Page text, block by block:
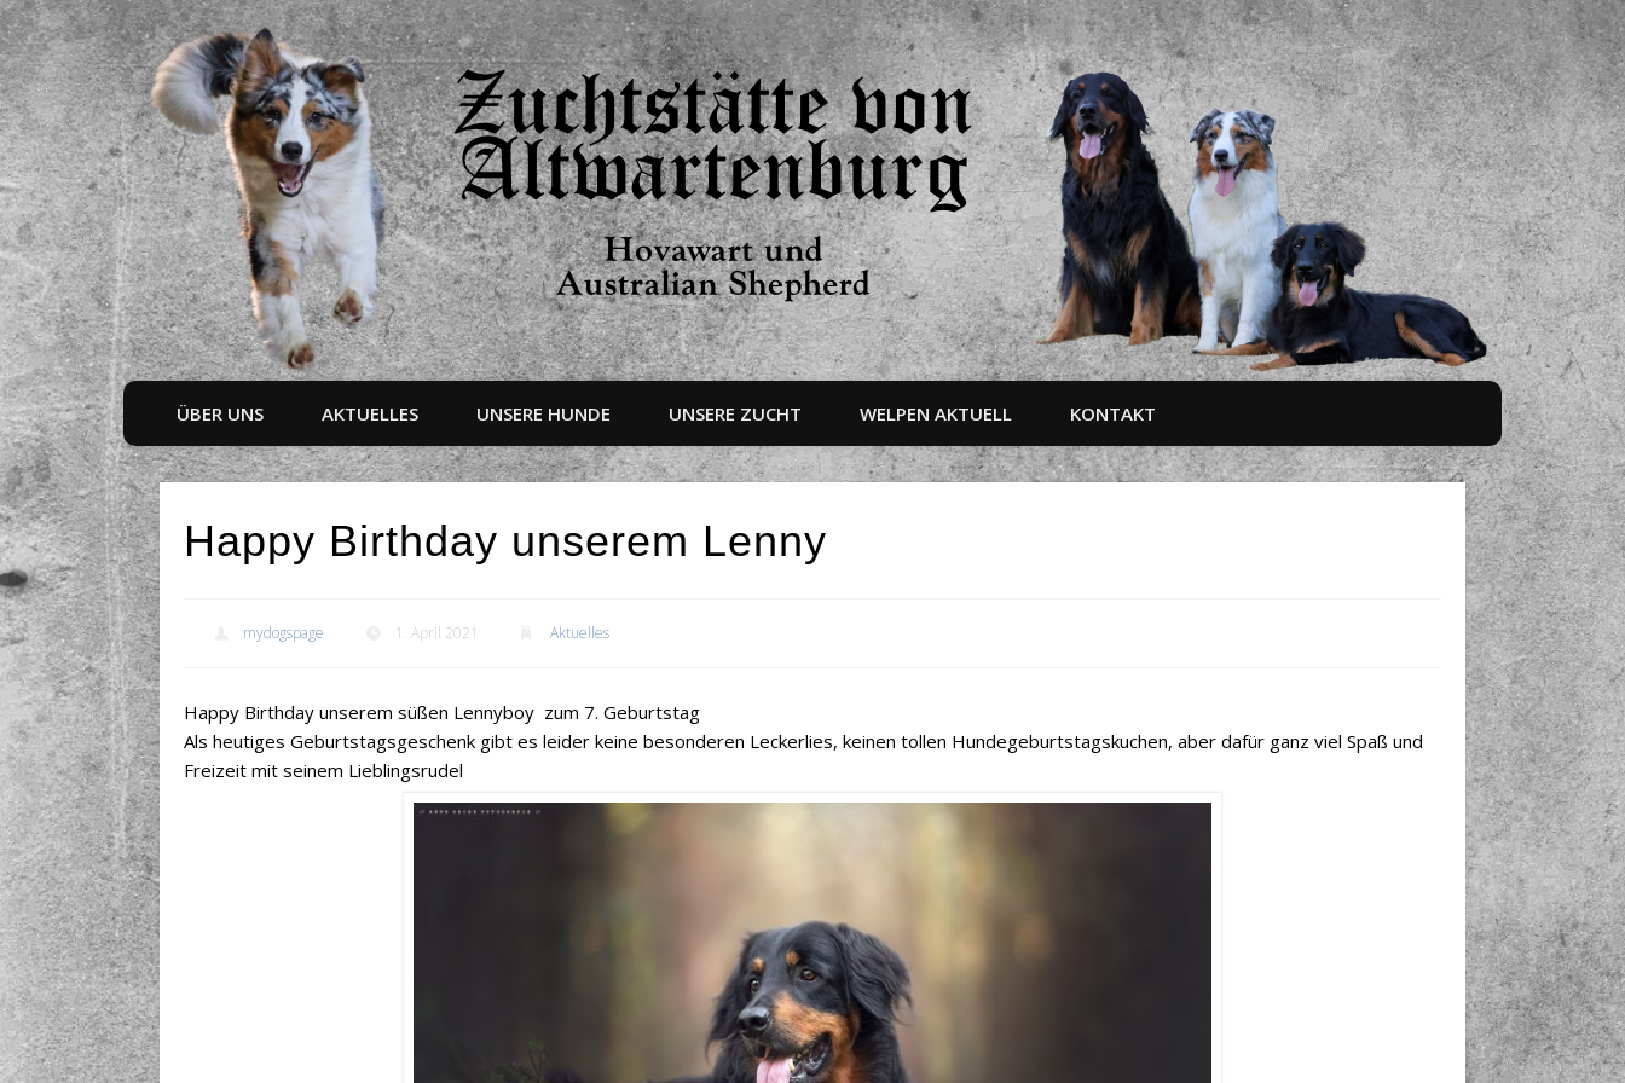
ÜBER UNS AKTUELLES UNSERE HUNDE UNSERE ZUCHT WELPEN AKTUELL KONTAKT
Happy Birthday unserem Lenny
mydogspage 1. April 2021 Aktuelles
Happy Birthday unserem süßen Lennyboy zum 7. Geburtstag
Als heutiges Geburtstagsgeschenk gibt es leider keine besonderen Leckerlies, keinen tollen Hundegeburtstagskuchen, aber dafür ganz viel Spaß und
Freizeit mit seinem Lieblingsrudel